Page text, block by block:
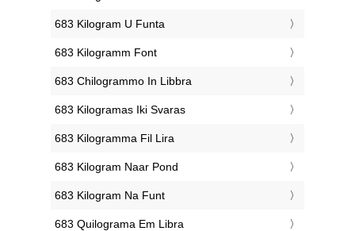
‎683 Kilogram U Funta
‎683 Kilogramm Font
‎683 Chilogrammo In Libbra
‎683 Kilogramas Iki Svaras
‎683 Kilogramma Fil Lira
‎683 Kilogram Naar Pond
‎683 Kilogram Na Funt
‎683 Quilograma Em Libra